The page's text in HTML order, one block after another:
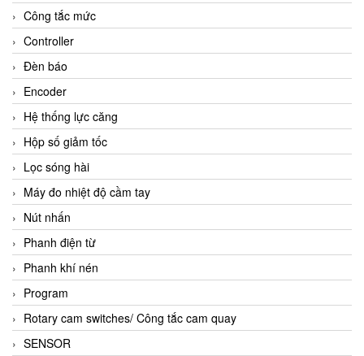
Công tắc mức
Controller
Đèn báo
Encoder
Hệ thống lực căng
Hộp số giảm tốc
Lọc sóng hài
Máy đo nhiệt độ cầm tay
Nút nhấn
Phanh điện từ
Phanh khí nén
Program
Rotary cam switches/ Công tắc cam quay
SENSOR